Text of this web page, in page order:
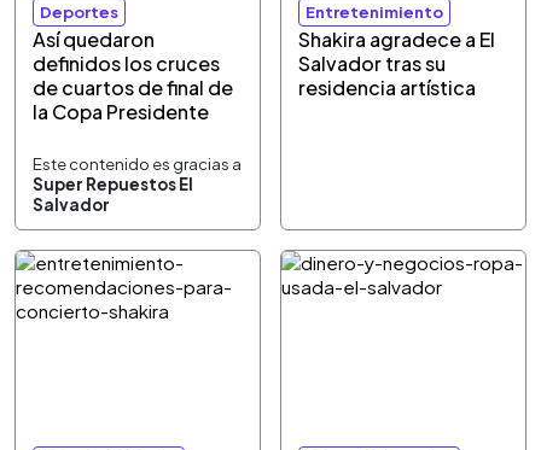
Deportes
Así quedaron
definidos los cruces
de cuartos de final de
la Copa Presidente
Este contenido es gracias a
Super Repuestos El
Salvador
Entretenimiento
Shakira agradece a El
Salvador tras su
residencia artística